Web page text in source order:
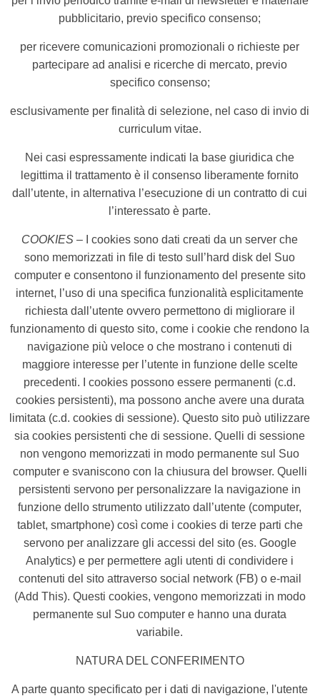
pubblicitario, previo specifico consenso;
per ricevere comunicazioni promozionali o richieste per
partecipare ad analisi e ricerche di mercato, previo
specifico consenso;
esclusivamente per finalità di selezione, nel caso di invio di
curriculum vitae.
Nei casi espressamente indicati la base giuridica che
legittima il trattamento è il consenso liberamente fornito
dall’utente, in alternativa l’esecuzione di un contratto di cui
l’interessato è parte.
COOKIES –
I cookies sono dati creati da un server che
sono memorizzati in file di testo sull’hard disk del Suo
computer e consentono il funzionamento del presente sito
internet, l’uso di una specifica funzionalità esplicitamente
richiesta dall’utente ovvero permettono di migliorare il
funzionamento di questo sito, come i cookie che rendono la
navigazione più veloce o che mostrano i contenuti di
maggiore interesse per l’utente in funzione delle scelte
precedenti. I cookies possono essere permanenti (c.d.
cookies persistenti), ma possono anche avere una durata
limitata (c.d. cookies di sessione). Questo sito può utilizzare
sia cookies persistenti che di sessione. Quelli di sessione
non vengono memorizzati in modo permanente sul Suo
computer e svaniscono con la chiusura del browser. Quelli
persistenti servono per personalizzare la navigazione in
funzione dello strumento utilizzato dall’utente (computer,
tablet, smartphone) così come i cookies di terze parti che
servono per analizzare gli accessi del sito (es. Google
Analytics) e per permettere agli utenti di condividere i
contenuti del sito attraverso social network (FB) o e-mail
(Add This). Questi cookies, vengono memorizzati in modo
permanente sul Suo computer e hanno una durata
variabile.
NATURA DEL CONFERIMENTO
A parte quanto specificato per i dati di navigazione, l'utente